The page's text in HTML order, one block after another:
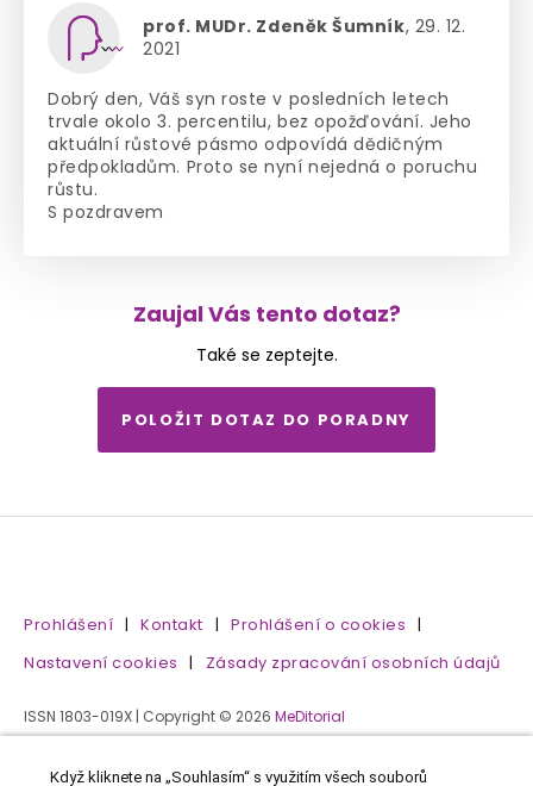
prof. MUDr. Zdeněk Šumník, 29. 12.
2021
Dobrý den, Váš syn roste v posledních letech
trvale okolo 3. percentilu, bez opožďování. Jeho
aktuální růstové pásmo odpovídá dědičným
předpokladům. Proto se nyní nejedná o poruchu
růstu.
S pozdravem
Zaujal Vás tento dotaz?
Také se zeptejte.
POLOŽIT DOTAZ DO PORADNY
Prohlášení | Kontakt | Prohlášení o cookies |
Nastavení cookies | Zásady zpracování osobních údajů
ISSN 1803-019X | Copyright © 2026 MeDitorial
Když kliknete na „Souhlasím“ s využitím všech souborů